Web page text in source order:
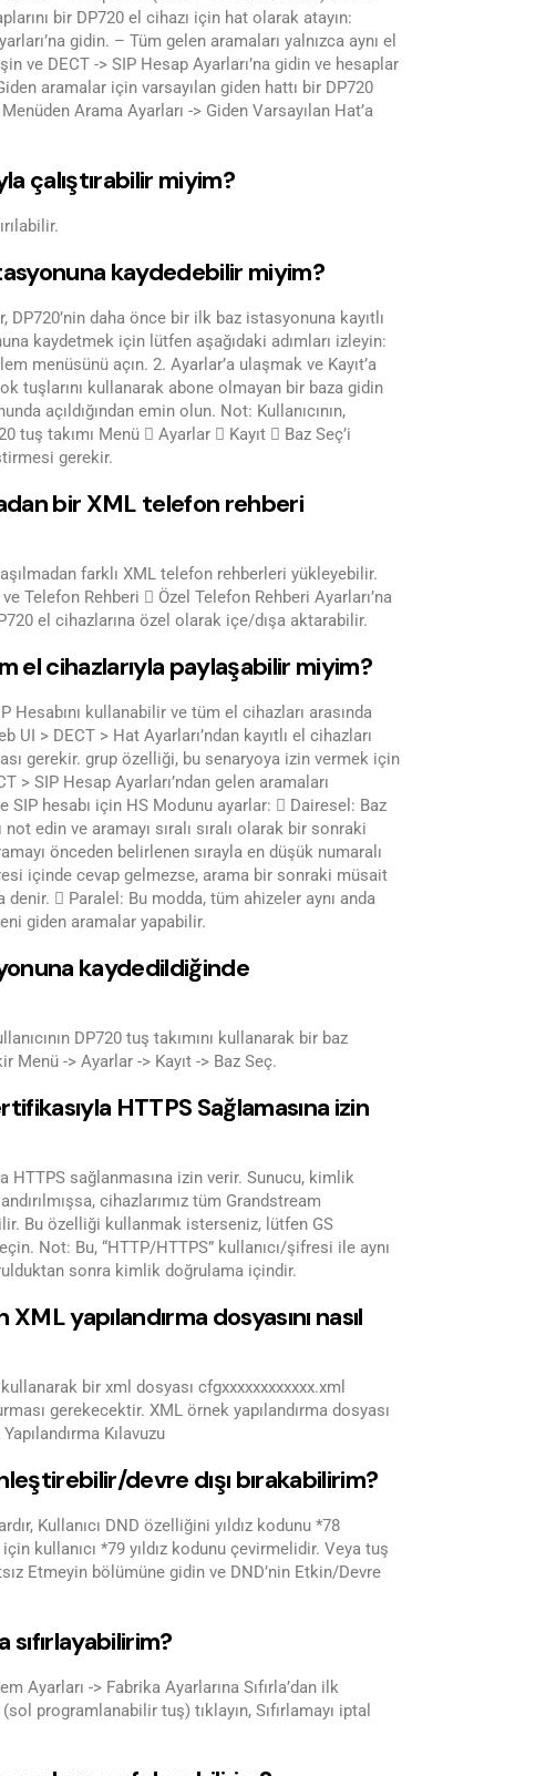
bir DP720 el cihazı için hat olarak atayın:
gidin. – Tüm gelen aramaları yalnızca aynı el
ve DECT -> SIP Hesap Ayarları’na gidin ve hesaplar
aramalar için varsayılan giden hattı bir DP720
Arama Ayarları -> Giden Varsayılan Hat’a
çalıştırabilir miyim?
kaydedebilir miyim?
daha önce bir ilk baz istasyonuna kayıtlı
kaydetmek için lütfen aşağıdaki adımları izleyin:
menüsünü açın. 2. Ayarlar’a ulaşmak ve Kayıt’a
tuşlarını kullanarak abone olmayan bir baza gidin
açıldığından emin olun. Not: Kullanıcının,
takımı Menü  Ayarlar  Kayıt  Baz Seç’i
gerekir.
bir XML telefon rehberi
farklı XML telefon rehberleri yükleyebilir.
Telefon Rehberi  Özel Telefon Rehberi Ayarları’na
el cihazlarına özel olarak içe/dışa aktarabilir.
el cihazlarıyla paylaşabilir miyim?
Hesabını kullanabilir ve tüm el cihazları arasında
UI > DECT > Hat Ayarları’ndan kayıtlı el cihazları
gerekir. grup özelliği, bu senaryoya izin vermek için
> SIP Hesap Ayarları’ndan gelen aramaları
hesabı için HS Modunu ayarlar:  Dairesel: Baz
not edin ve aramayı sıralı sıralı olarak bir sonraki
önceden belirlenen sırayla en düşük numaralı
içinde cevap gelmezse, arama bir sonraki müsait
denir.  Paralel: Bu modda, tüm ahizeler aynı anda
giden aramalar yapabilir.
kaydedildiğinde
DP720 tuş takımını kullanarak bir baz
-> Ayarlar -> Kayıt -> Baz Seç.
HTTPS Sağlamasına izin
HTTPS sağlanmasına izin verir. Sunucu, kimlik
cihazlarımız tüm Grandstream
Bu özelliği kullanmak isterseniz, lütfen GS
Not: Bu, “HTTP/HTTPS” kullanıcı/şifresi ile aynı
sonra kimlik doğrulama içindir.
yapılandırma dosyasını nasıl
bir xml dosyası cfgxxxxxxxxxxxx.xml
gerekecektir. XML örnek yapılandırma dosyası
Kılavuzu
devre dışı bırakabilirim?
Kullanıcı DND özelliğini yıldız kodunu *78
kullanıcı *79 yıldız kodunu çevirmelidir. Veya tuş
Etmeyin bölümüne gidin ve DND’nin Etkin/Devre
sıfırlayabilirim?
Ayarları -> Fabrika Ayarlarına Sıfırla’dan ilk
programlanabilir tuş) tıklayın, Sıfırlamayı iptal